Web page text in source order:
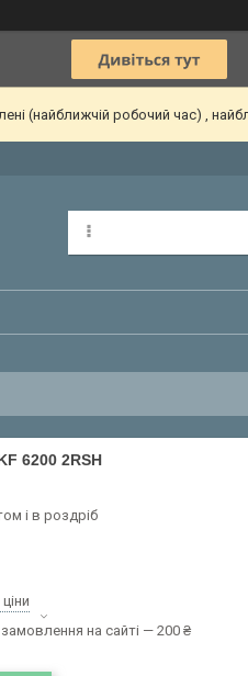
(найближчій робочий час) ,
6200 2RSH
і в роздріб
на сайті — 200 ₴